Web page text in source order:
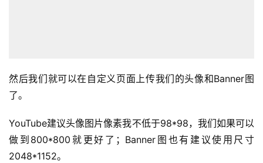
然后我们就可以在自定义页面上传我们的头像和Banner图
了。
YouTube建议头像图片像素我不低于98*98，我们如果可以
做到800*800就更好了；Banner图也有建议使用尺寸
2048*1152。